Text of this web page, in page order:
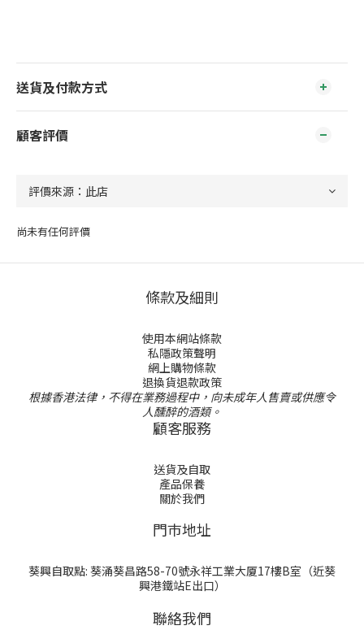
送貨及付款方式
顧客評價
尚未有任何評價
條款及細則
使用本網站條款
私隱政策聲明
網上購物條款
退換貨退款政策
根據香港法律，不得在業務過程中，向未成年人售賣或供應令
人醺醉的酒類。
顧客服務
送貨及自取
產品保養
關於我們
門巿地址
葵興自取點: 葵涌葵昌路58-70號永祥工業大厦17樓B室（近葵
興港鐵站E出口）
聯絡我們